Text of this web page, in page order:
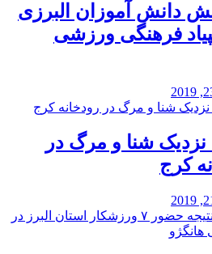
دانش آموزان البرزی
فرهنگی ورزشی
نزدیک شنا و مرگ در
کرج